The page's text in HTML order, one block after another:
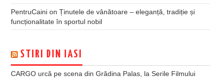
PentruCaini onȚinutele de vânătoare – eleganță, tradiție și
funcționalitate în sportul nobil
STIRI DIN IASI
CARGO urcă pe scena din Grădina Palas, la Serile Filmului